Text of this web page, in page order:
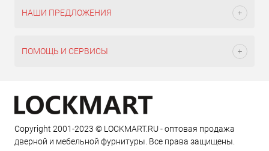
НАШИ ПРЕДЛОЖЕНИЯ
ПОМОЩЬ И СЕРВИСЫ
Copyright 2001-2023 © LOCKMART.RU - оптовая продажа
дверной и мебельной фурнитуры. Все права защищены.